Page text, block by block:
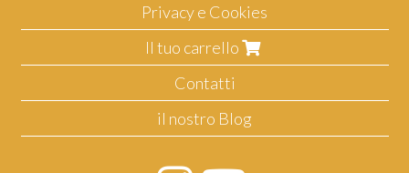
Privacy e Cookies
Il tuo carrello
Contatti
il nostro Blog